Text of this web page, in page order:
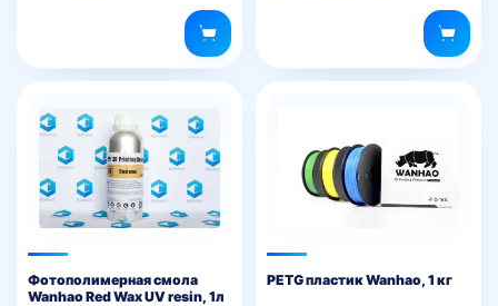
Фотополимерная смола
Wanhao Red Wax UV resin, 1л
PETG пластик Wanhao, 1 кг